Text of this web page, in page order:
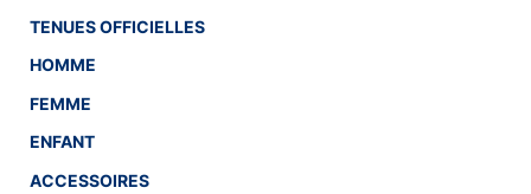
TENUES OFFICIELLES
HOMME
FEMME
ENFANT
ACCESSOIRES